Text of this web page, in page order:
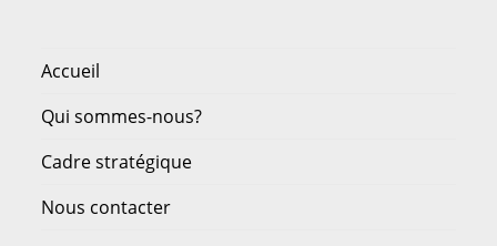
Accueil
Qui sommes-nous?
Cadre stratégique
Nous contacter